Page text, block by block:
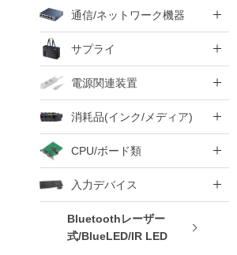
通信/ネットワーク機器
サプライ
電源関連装置
消耗品(インク/メディア)
CPU/ボード類
入力デバイス
Bluetoothレーザー
式/BlueLED/IR LED